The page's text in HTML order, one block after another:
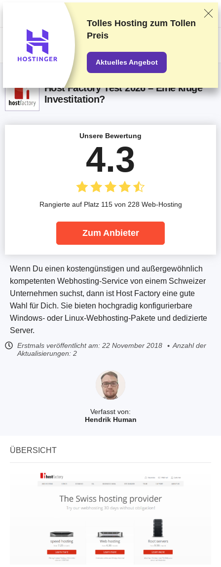
Wir bewerten die Anbieter auf Grundlage strenger Tests und Bewertungen,
berücksichtigen aber auch Dein Feedback und unsere geschäftlichen
Vereinbarungen mit den Anbietern.Diese Seite enthält Affiliate-Links
Host Factory Test 2026 – Eine kluge
Investitation?
Verfasst von:
Hendrik Human
Wenn Du einen kostengünstigen und außergewöhnlich
kompetenten Webhosting-Service von einem Schweizer
Unternehmen suchst, dann ist Host Factory eine gute
Wahl für Dich. Sie bieten hochgradig konfigurierbare
Windows- oder Linux-Webhosting-Pakete und dedizierte
Server.
Erstmals veröffentlicht am: 22 November 2018
Anzahl der
Aktualisierungen: 2
Unsere Bewertung
4.3
Rangierte auf Platz 115 von 228 Web-Hosting
Zum Anbieter
ÜBERSICHT
Tolles Hosting zum Tollen
Preis
Aktuelles Angebot